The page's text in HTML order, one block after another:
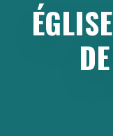
ÉGLISE
DE